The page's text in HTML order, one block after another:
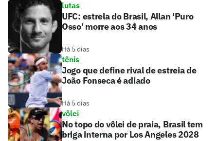
lutas
UFC: estrela do Brasil, Allan 'Puro
Osso' morre aos 34 anos
Há 5 dias
tênis
Jogo que define rival de estreia de
João Fonseca é adiado
Há 5 dias
vôlei
No topo do vôlei de praia, Brasil tem
briga interna por Los Angeles 2028